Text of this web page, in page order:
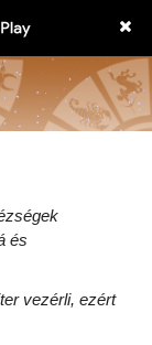
és
vezérli, ezért